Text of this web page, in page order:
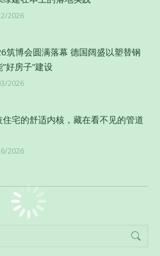
2026
筑博会圆满落幕 德国阔盛以塑替钢
”好房子”建设
2026
住宅的舒适内核，藏在看不见的管道
2026